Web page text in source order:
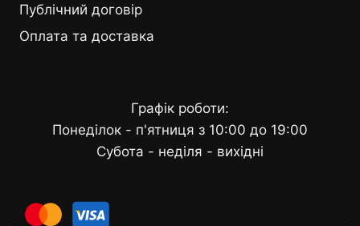
Публічний договір
Оплата та доставка
Графік роботи:
Понеділок - п'ятниця з 10:00 до 19:00
Субота - неділя - вихідні